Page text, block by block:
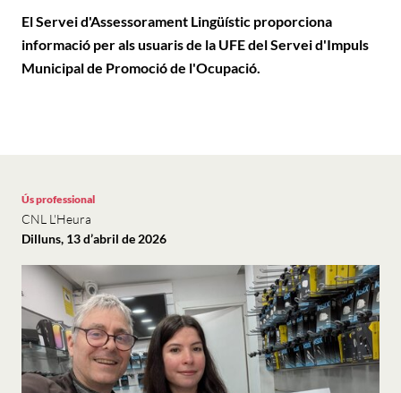
El Servei d'Assessorament Lingüístic proporciona
informació per als usuaris de la UFE del Servei d'Impuls
Municipal de Promoció de l'Ocupació.
Ús professional
CNL L'Heura
Dilluns, 13 d’abril de 2026